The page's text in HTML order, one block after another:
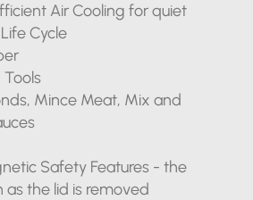
Air Cooling for quiet
Cycle
Mince Meat, Mix and
Safety Features - the
as the lid is removed